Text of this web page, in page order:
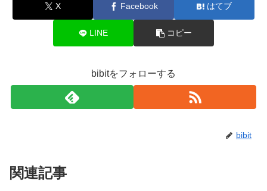
X Facebook はてブ
LINE コピー
bibitをフォローする
bibit
関連記事